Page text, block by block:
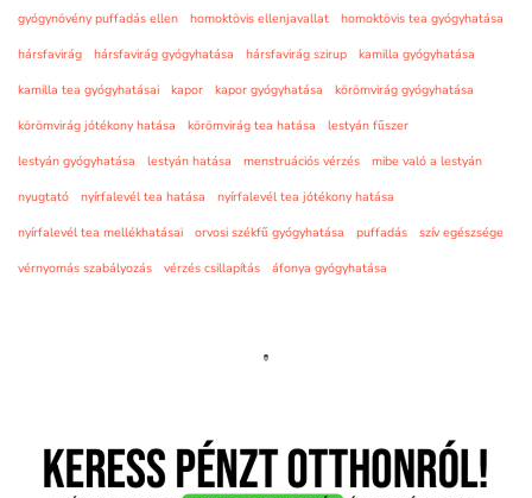
gyógynövény puffadás ellen
homoktövis ellenjavallat
homoktövis tea gyógyhatása
hársfavirág
hársfavirág gyógyhatása hársfavirág szirup
kamilla gyógyhatása
kamilla tea gyógyhatásai
kapor kapor gyógyhatása
körömvirág gyógyhatása
körömvirág jótékony hatása
körömvirág tea hatása
lestyán fűszer
lestyán gyógyhatása
lestyán hatása menstruációs vérzés
mibe való a lestyán
nyugtató
nyírfalevél tea hatása
nyírfalevél tea jótékony hatása
nyírfalevél tea mellékhatásai
orvosi székfű gyógyhatása puffadás
szív egészsége
vérnyomás szabályozás
vérzés csillapítás áfonya gyógyhatása